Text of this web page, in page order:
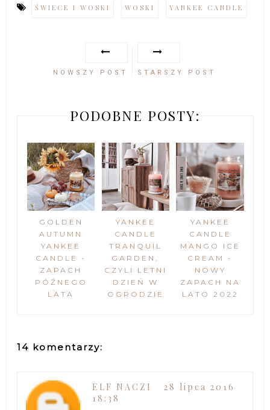
ŚWIECE I WOSKI WOSKI YANKEE CANDLE
NOWSZY POST STARSZY POST
PODOBNE POSTY:
GOLDEN
AUTUMN
YANKEE
CANDLE -
ZAPACH
PÓŹNEGO
LATA
YANKEE
CANDLE
TRANQUIL
GARDEN,
CZYLI LETNI
DZIEŃ W
OGRODZIE
YANKEE
CANDLE
MANGO ICE
CREAM -
NOWY
ZAPACH NA
LATO 2022
14 komentarzy:
ELF NACZI
28 lipca 2016
18:38